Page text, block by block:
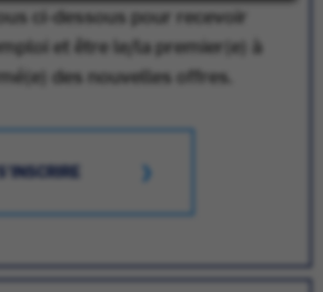
ci-dessous pour recevoir
et être le/la premier(e) à
des nouvelles offres.
S'INSCRIRE